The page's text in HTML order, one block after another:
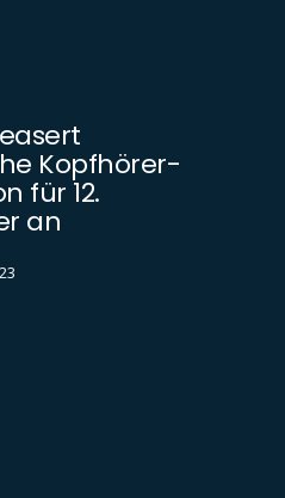
Kopfhörer-
für 12.
an